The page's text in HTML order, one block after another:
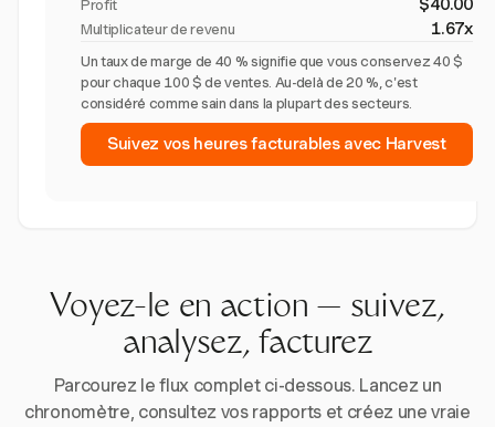
Profit $40.00
Multiplicateur de revenu 1.67x
Un taux de marge de 40 % signifie que vous conservez 40 $
pour chaque 100 $ de ventes. Au-delà de 20 %, c'est
considéré comme sain dans la plupart des secteurs.
Suivez vos heures facturables avec Harvest
Voyez-le en action — suivez,
analysez, facturez
Parcourez le flux complet ci-dessous. Lancez un
chronomètre, consultez vos rapports et créez une vraie